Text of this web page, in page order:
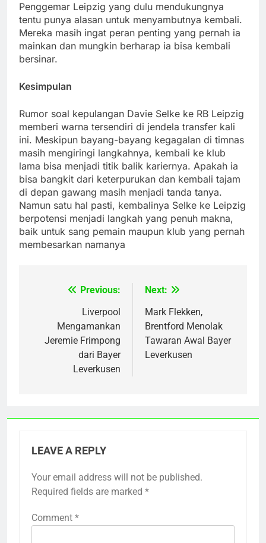
Penggemar Leipzig yang dulu mendukungnya
tentu punya alasan untuk menyambutnya kembali.
Mereka masih ingat peran penting yang pernah ia
mainkan dan mungkin berharap ia bisa kembali
bersinar.
Kesimpulan
Rumor soal kepulangan Davie Selke ke RB Leipzig
memberi warna tersendiri di jendela transfer kali
ini. Meskipun bayang-bayang kegagalan di timnas
masih mengiringi langkahnya, kembali ke klub
lama bisa menjadi titik balik kariernya. Apakah ia
bisa bangkit dari keterpurukan dan kembali tajam
di depan gawang masih menjadi tanda tanya.
Namun satu hal pasti, kembalinya Selke ke Leipzig
berpotensi menjadi langkah yang penuh makna,
baik untuk sang pemain maupun klub yang pernah
membesarkan namanya
navigation
Previous:
Liverpool
Mengamankan
Jeremie Frimpong
dari Bayer
Leverkusen
Next:
Mark Flekken,
Brentford Menolak
Tawaran Awal Bayer
Leverkusen
LEAVE A REPLY
Your email address will not be published.
Required fields are marked *
Comment *